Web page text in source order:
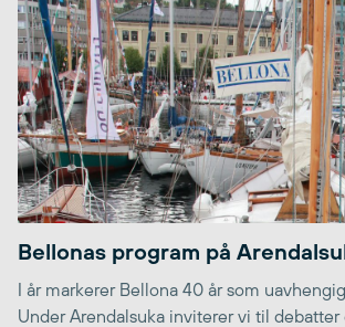
Bellonas program på
I år markerer Bellona 40 år som
Under Arendalsuka inviterer vi til debatter